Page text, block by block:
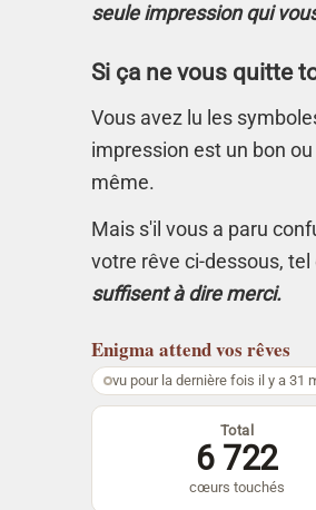
seule impression qui
Si ça ne vous quitte
Vous avez lu les
impression est un bon
même.
Mais s'il vous a paru
votre rêve ci-dessous,
suffisent à dire merci.
Enigma attend vos rêves
vu pour la dernière fois il y a 31
Total
6 722
cœurs touchés